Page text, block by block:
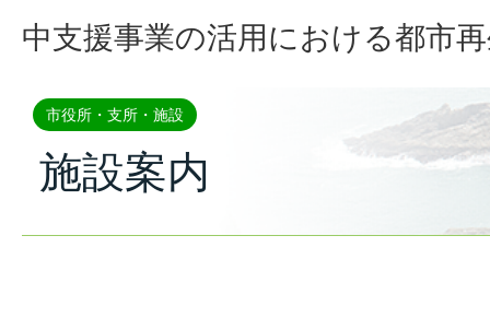
中支援事業の活用における都市
市役所・支所・施設
施設案内